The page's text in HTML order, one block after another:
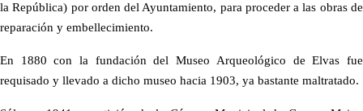
la República) por orden del Ayuntamiento, para proceder a las obras de
reparación y embellecimiento.
En 1880 con la fundación del Museo Arqueológico de Elvas fue
requisado y llevado a dicho museo hacia 1903, ya bastante maltratado.